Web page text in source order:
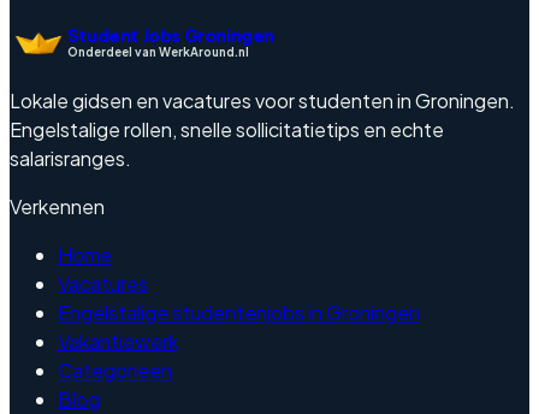
Student Jobs Groningen
Onderdeel van WerkAround.nl
Lokale gidsen en vacatures voor studenten in Groningen.
Engelstalige rollen, snelle sollicitatietips en echte
salarisranges.
Verkennen
Home
Vacatures
Engelstalige studentenjobs in Groningen
Vakantiewerk
Categorieen
Blog